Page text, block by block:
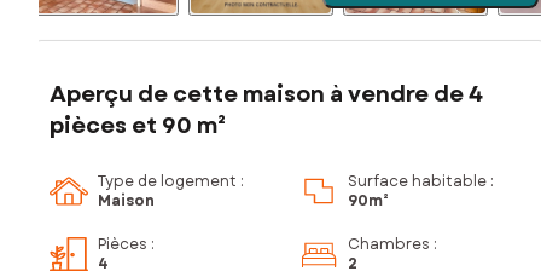
Aperçu de cette maison à vendre de 4
pièces et 90 m²
Type de logement :
Maison
Surface habitable :
90m²
Pièces :
4
Chambres :
2